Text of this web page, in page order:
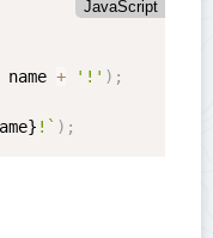
JavaScript
name + '!' ) ;
} !` ) ;